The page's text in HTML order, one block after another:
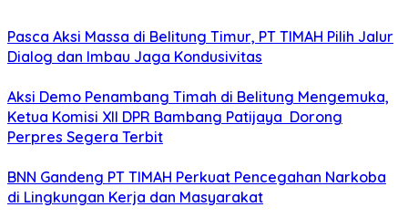
Pasca Aksi Massa di Belitung Timur, PT TIMAH Pilih Jalur
Dialog dan Imbau Jaga Kondusivitas
Aksi Demo Penambang Timah di Belitung Mengemuka,
Ketua Komisi XII DPR Bambang Patijaya Dorong
Perpres Segera Terbit
BNN Gandeng PT TIMAH Perkuat Pencegahan Narkoba
di Lingkungan Kerja dan Masyarakat